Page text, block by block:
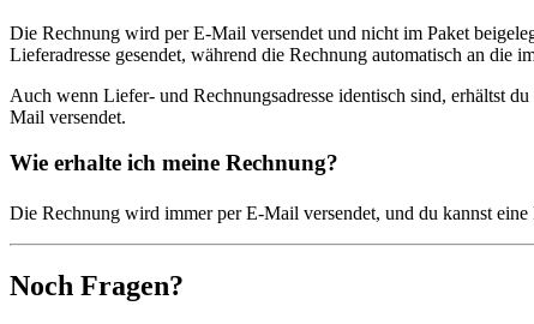
Die Rechnung wird per E-Mail versendet und nicht im Paket
Lieferadresse gesendet, während die Rechnung automatisch an die
Auch wenn Liefer- und Rechnungsadresse identisch sind, erhältst
Mail versendet.
Wie erhalte ich meine Rechnung?
Die Rechnung wird immer per E-Mail versendet, und du kannst
Noch Fragen?